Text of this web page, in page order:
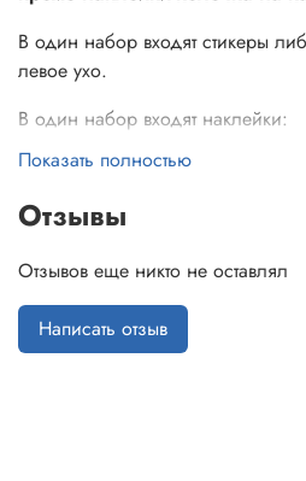
В один набор входят стикеры
левое ухо.
В один набор входят наклейки:
1 шт на речевой процессор
1 на длинный блок питания
Показать полностью
Отзывы
Отзывов еще никто не оставлял
Написать отзыв